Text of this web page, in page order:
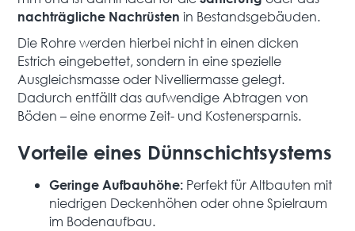
nachträgliche Nachrüsten in Bestandsgebäuden.
Die Rohre werden hierbei nicht in einen dicken
Estrich eingebettet, sondern in eine spezielle
Ausgleichsmasse oder Nivelliermasse gelegt.
Dadurch entfällt das aufwendige Abtragen von
Böden – eine enorme Zeit- und Kostenersparnis.
Vorteile eines Dünnschichtsystems
Geringe Aufbauhöhe: Perfekt für Altbauten mit
niedrigen Deckenhöhen oder ohne Spielraum
im Bodenaufbau.